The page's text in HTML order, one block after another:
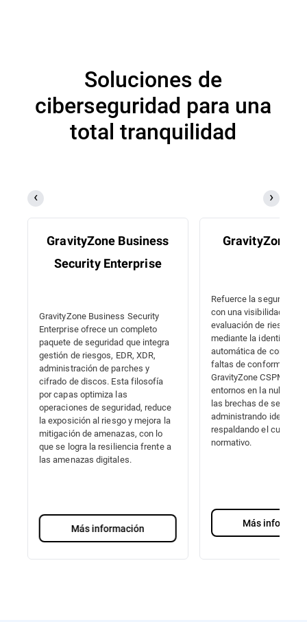
Soluciones de
ciberseguridad para una
total tranquilidad
GravityZone Business
Security Enterprise
GravityZone Business Security
Enterprise ofrece un completo
paquete de seguridad que integra
gestión de riesgos, EDR, XDR,
administración de parches y
cifrado de discos. Esta filosofía
por capas optimiza las
operaciones de seguridad, reduce
la exposición al riesgo y mejora la
mitigación de amenazas, con lo
que se logra la resiliencia frente a
las amenazas digitales.
Más información
GravityZone
Refuerce la seguridad
con una visibilidad
evaluación de riesgos
mediante la
automática de
faltas de conformidad.
GravityZone CSPM+
entornos en la nube
las brechas de
administrando
respaldando el
normativo.
Más